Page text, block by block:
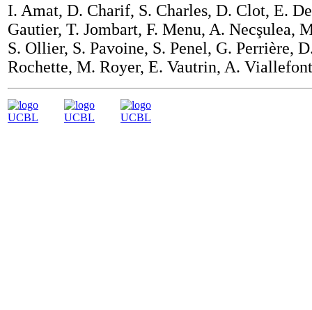
I. Amat, D. Charif, S. Charles, D. Clot, E.
Gautier, T. Jombart, F. Menu, A. Necşulea,
S. Ollier, S. Pavoine, S. Penel, G. Perrière,
Rochette, M. Royer, E. Vautrin, A.